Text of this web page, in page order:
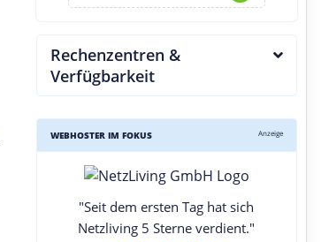
Rechenzentren &
Verfügbarkeit
WEBHOSTER IM FOKUS Anzeige
"Seit dem ersten Tag hat sich
Netzliving 5 Sterne verdient."